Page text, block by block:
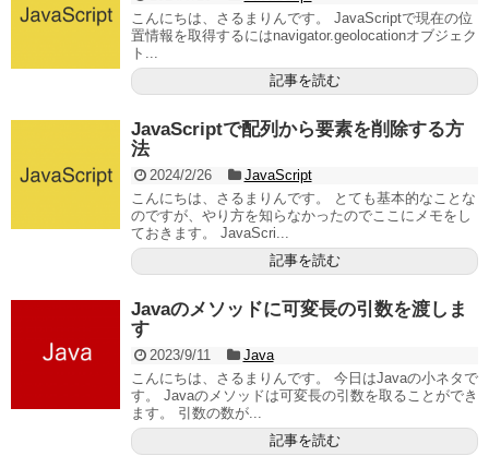
こんにちは、さるまりんです。 JavaScriptで現在の位
置情報を取得するにはnavigator.geolocationオブジェク
ト...
記事を読む
JavaScriptで配列から要素を削除する方
法
2024/2/26
JavaScript
こんにちは、さるまりんです。 とても基本的なことな
のですが、やり方を知らなかったのでここにメモをし
ておきます。 JavaScri...
記事を読む
Javaのメソッドに可変長の引数を渡しま
す
2023/9/11
Java
こんにちは、さるまりんです。 今日はJavaの小ネタで
す。 Javaのメソッドは可変長の引数を取ることができ
ます。 引数の数が...
記事を読む